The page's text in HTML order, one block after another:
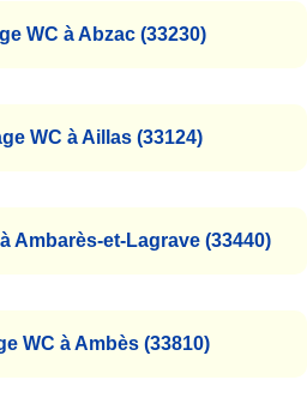
WC à Abzac (33230)
WC à Aillas (33124)
Ambarès-et-Lagrave (33440)
WC à Ambès (33810)